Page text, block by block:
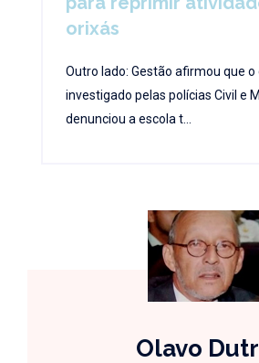
orixás
Outro lado: Gestão afirmou que o
investigado pelas polícias Civil e
denunciou a escola t...
Olavo